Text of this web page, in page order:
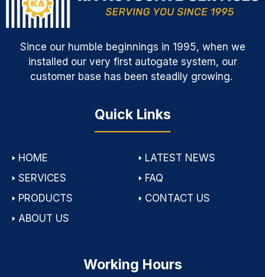
Since our humble beginnings in 1995, when we
installed our very first autogate system, our
customer base has been steadily growing.
Quick Links
🢒 HOME
🢒 SERVICES
🢒 PRODUCTS
🢒 ABOUT US
🢒 LATEST NEWS
🢒 FAQ
🢒 CONTACT US
Working Hours